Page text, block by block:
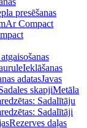
presēšanas
Ar Compact
Ieklāšanas
adatasJavas
skapjiMetāla
Sadalītāju
Sadalītāji
Rezerves daļas